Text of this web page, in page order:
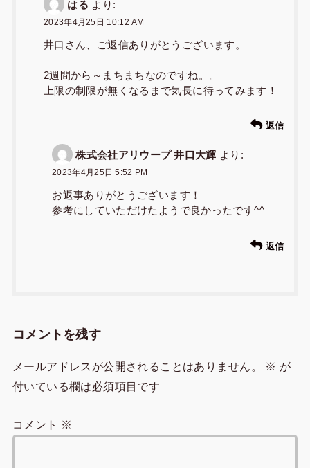
はる より:
2023年4月25日 10:12 AM
井口さん、ご返信ありがとうございます。
2週間から～まちまちなのですね。。
上限の制限が無くなるまで気長に待ってみます！
返信
株式会社アリウープ 井口大輝 より:
2023年4月25日 5:52 PM
お返事ありがとうございます！
参考にしていただけたようで良かったです^^
返信
コメントを残す
メールアドレスが公開されることはありません。 ※ が
付いている欄は必須項目です
コメント ※